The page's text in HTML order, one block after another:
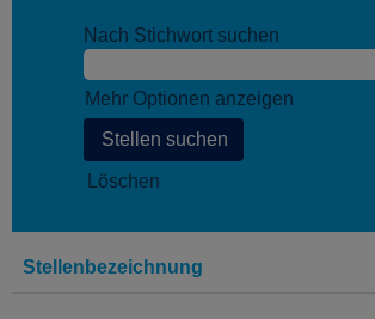
Nach Stichwort suchen
Mehr Optionen anzeigen
Löschen
Stellenbezeichnung